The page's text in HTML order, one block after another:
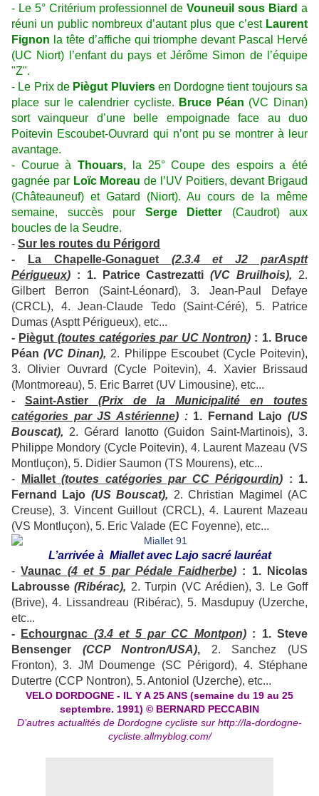
- Le 5° Critérium professionnel deVouneuil sous Biard a
réuni un public nombreux d’autant plus que c’est Laurent
Fignon la tête d’affiche qui triomphe devant Pascal Hervé
(UC Niort) l’enfant du pays et Jérôme Simon de l’équipe
"Z".
- Le Prix de Piègut Pluviersen Dordogne tient toujours sa
place sur le calendrier cycliste. Bruce Péan (VC Dinan)
sort vainqueur d’une belle empoignade face au duo
Poitevin Escoubet-Ouvrard qui n’ont pu se montrer à leur
avantage.
- Courue àThouars, la 25° Coupe des espoirs a été
gagnée par Loïc Moreau de l’UV Poitiers, devant Brigaud
(Châteauneuf) et Gatard (Niort). Au cours de la même
semaine, succès pour Serge Dietter (Caudrot) aux
boucles de la Seudre.
- Sur les routes du Périgord
-
La Chapelle-Gonaguet (2.3.4 et J2 parAsptt
Périgueux) : 1. Patrice Castrezatti(VC Bruilhois), 2.
Gilbert Berron (Saint-Léonard), 3. Jean-Paul Defaye
(CRCL), 4. Jean-Claude Tedo (Saint-Céré), 5. Patrice
Dumas (Asptt Périgueux), etc...
- Piègut (toutes catégories par UC Nontron) : 1. Bruce
Péan(VC Dinan), 2. Philippe Escoubet (Cycle Poitevin),
3. Olivier Ouvrard (Cycle Poitevin), 4. Xavier Brissaud
(Montmoreau), 5. Eric Barret (UV Limousine), etc...
- Saint-Astier (Prix de la Municipalité en toutes
catégories par JS Astérienne) : 1. Fernand Lajo (US
Bouscat), 2. Gérard Ianotto (Guidon Saint-Martinois), 3.
Philippe Mondory (Cycle Poitevin), 4. Laurent Mazeau (VS
Montluçon), 5. Didier Saumon (TS Mourens), etc...
-
Miallet (toutes catégories par CC Périgourdin) : 1.
Fernand Lajo (US Bouscat), 2. Christian Magimel (AC
Creuse), 3. Vincent Guillout (CRCL), 4. Laurent Mazeau
(VS Montluçon), 5. Eric Valade (EC Foyenne), etc...
L’arrivée à Miallet avec Lajo sacré lauréat
-Vaunac (4 et 5 par Pédale Faidherbe) : 1. Nicolas
Labrousse(Ribérac), 2. Turpin (VC Arédien), 3. Le Goff
(Brive), 4. Lissandreau (Ribérac), 5. Masdupuy (Uzerche,
etc...
-
Echourgnac (3.4 et 5 par CC Montpon): 1. Steve
Bensenger (CCP Nontron/USA), 2. Sanchez (US
Fronton), 3. JM Doumenge (SC Périgord), 4. Stéphane
Dutertre (CCP Nontron), 5. Antoniol (Uzerche), etc...
VELO DORDOGNE - IL Y A 25 ANS (semaine du 19 au 25
septembre. 1991) © BERNARD PECCABIN
D’autres actualités de Dordogne cycliste sur http://la-dordogne-
cycliste.allmyblog.com/